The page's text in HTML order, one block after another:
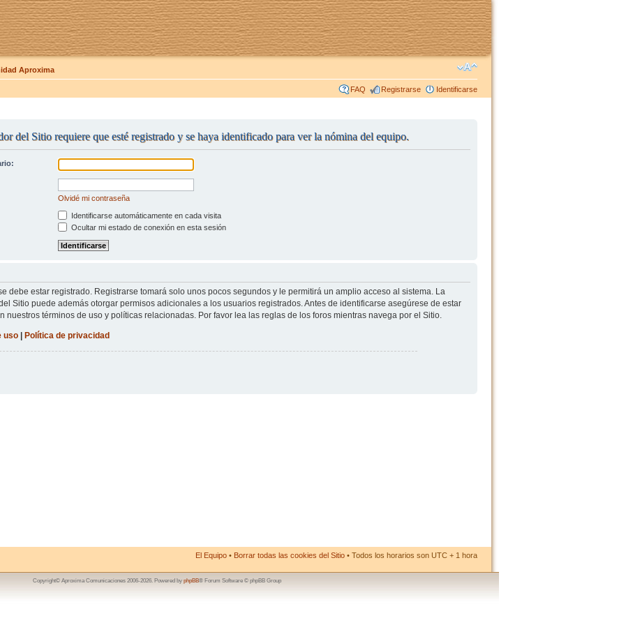
Aproxima
FAQ Registrarse Identificarse
del Sitio requiere que esté registrado y se haya identificado para ver la nómina del equipo.
Olvidé mi contraseña
Identificarse automáticamente en cada visita
Ocultar mi estado de conexión en esta sesión
debe estar registrado. Registrarse tomará solo unos pocos segundos y le permitirá un amplio acceso al sistema. La
Sitio puede además otorgar permisos adicionales a los usuarios registrados. Antes de identificarse asegúrese de estar
nuestros términos de uso y políticas relacionadas. Por favor lea las reglas de los foros mientras navega por el Sitio.
uso| Política de privacidad
El Equipo • Borrar todas las cookies del Sitio • Todos los horarios son UTC + 1 hora
Copyright© Aproxima Comunicaciones 2006-2026. Powered by phpBB® Forum Software © phpBB Group